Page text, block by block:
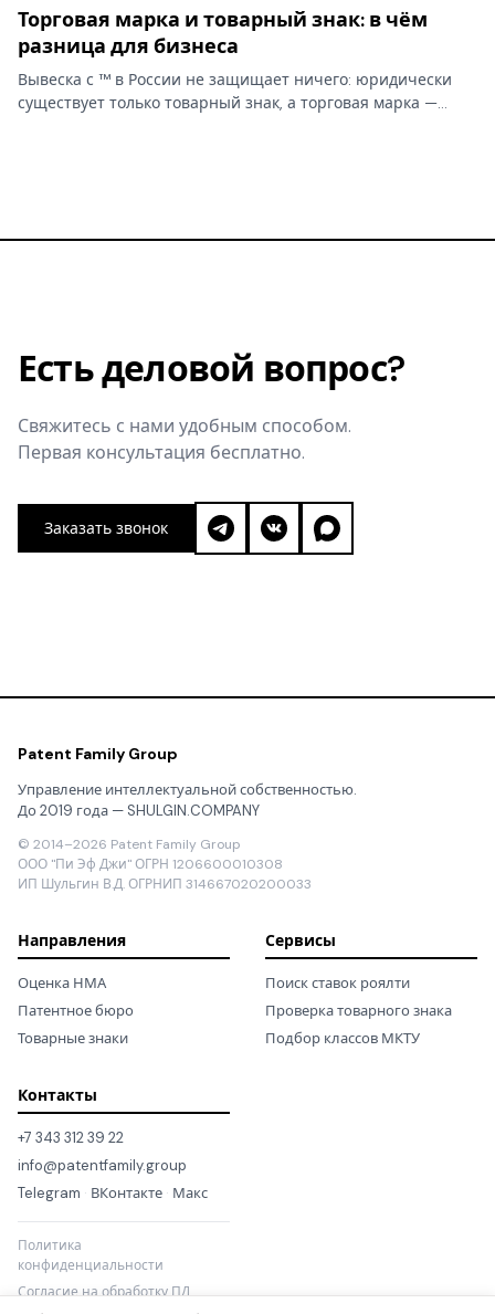
Торговая марка и товарный знак: в чём
разница для бизнеса
Вывеска с ™ в России не защищает ничего: юридически
существует только товарный знак, а торговая марка —
Есть деловой вопрос?
Свяжитесь с нами удобным способом.
Первая консультация бесплатно.
Заказать звонок
Patent Family Group
Управление интеллектуальной собственностью.
До 2019 года — SHULGIN.COMPANY
© 2014–2026 Patent Family Group
ООО "Пи Эф Джи" ОГРН 1206600010308
ИП Шульгин В.Д. ОГРНИП 314667020200033
Направления
Оценка НМА
Патентное бюро
Товарные знаки
Сервисы
Поиск ставок роялти
Проверка товарного знака
Подбор классов МКТУ
Контакты
+7 343 312 39 22
info@patentfamily.group
Telegram · ВКонтакте · Макс
Политика
конфиденциальности
Согласие на обработку ПД